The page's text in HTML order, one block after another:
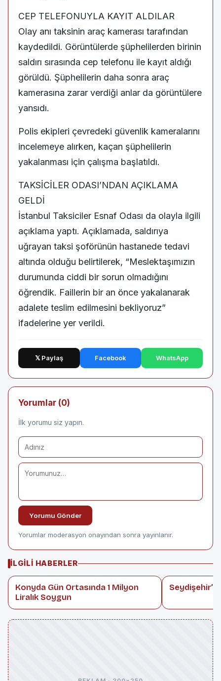
CEP TELEFONUYLA KAYIT ALDILAR
Olay anı taksinin araç kamerası tarafından
kaydedildi. Görüntülerde şüphelilerden birinin
saldırı sırasında cep telefonu ile kayıt aldığı
görüldü. Şüphelilerin daha sonra araç
kamerasına zarar verdiği anlar da görüntülere
yansıdı.
Polis ekipleri çevredeki güvenlik kameralarını
incelemeye alırken, kaçan şüphelilerin
yakalanması için çalışma başlatıldı.
TAKSİCİLER ODASI’NDAN AÇIKLAMA
GELDİ
İstanbul Taksiciler Esnaf Odası da olayla ilgili
açıklama yaptı. Açıklamada, saldırıya
uğrayan taksi şoförünün hastanede tedavi
altında olduğu belirtilerek, “Meslektaşımızın
durumunda ciddi bir sorun olmadığını
öğrendik. Faillerin bir an önce yakalanarak
adalete teslim edilmesini bekliyoruz”
ifadelerine yer verildi.
𝕏 Paylaş Facebook WhatsApp
Yorumlar (0)
İlk yorumu siz yapın.
Yorumu Gönder
Yorumlar moderasyon onayından sonra yayınlanır.
İLGILI HABERLER
Konyda Gün Ortasında 1 Milyon
Liralık Soygun